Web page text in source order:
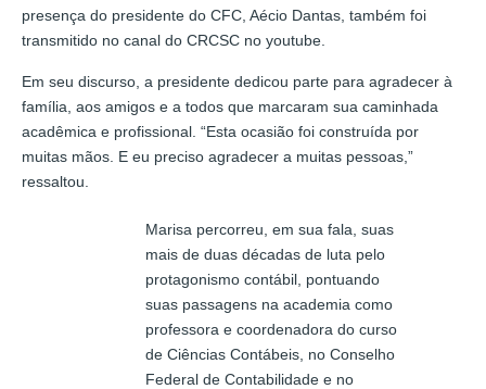
presença do presidente do CFC, Aécio Dantas, também foi
transmitido no canal do CRCSC no youtube.
Em seu discurso, a presidente dedicou parte para agradecer à
família, aos amigos e a todos que marcaram sua caminhada
acadêmica e profissional. “Esta ocasião foi construída por
muitas mãos. E eu preciso agradecer a muitas pessoas,”
ressaltou.
Marisa percorreu, em sua fala, suas
mais de duas décadas de luta pelo
protagonismo contábil, pontuando
suas passagens na academia como
professora e coordenadora do curso
de Ciências Contábeis, no Conselho
Federal de Contabilidade e no